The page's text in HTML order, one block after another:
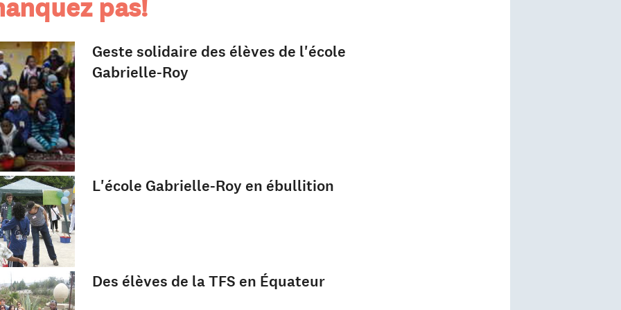
pas!
Geste solidaire des élèves de l'école
Gabrielle-Roy
L'école Gabrielle-Roy en ébullition
Des élèves de la TFS en Équateur